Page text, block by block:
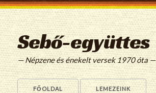
Sebő-együttes
— Népzene és énekelt versek 1970 óta —
FŐOLDAL LEMEZEINK